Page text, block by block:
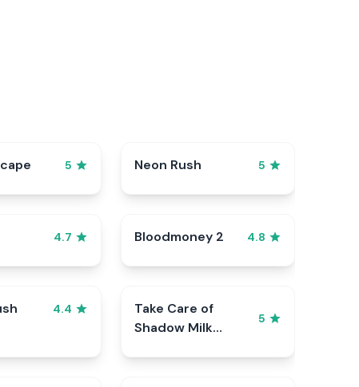
5 Neon Rush 5
4.7 Bloodmoney 2 4.8
4.4
Take Care of
Shadow Milk
5